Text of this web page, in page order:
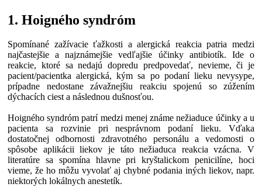
1. Hoigného syndróm
Spomínané zažívacie ťažkosti a alergická reakcia patria medzi
najčastejšie a najznámejšie vedľajšie účinky antibiotík. Ide o
reakcie, ktoré sa nedajú dopredu predpovedať, nevieme, či je
pacient/pacientka alergická, kým sa po podaní lieku nevysype,
prípadne nedostane závažnejšiu reakciu spojenú so zúžením
dýchacích ciest a následnou dušnosťou.
Hoigného syndróm patrí medzi menej známe nežiaduce účinky a u
pacienta sa rozvinie pri nesprávnom podaní lieku. Vďaka
dostatočnej odbornosti zdravotného personálu a vedomosti o
spôsobe aplikácii liekov je táto nežiaduca reakcia vzácna. V
literatúre sa spomína hlavne pri kryštalickom penicilíne, hoci
vieme, že ho môžu vyvolať aj chybné podania iných liekov, napr.
niektorých lokálnych anestetík.